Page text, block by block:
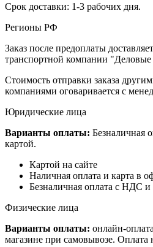
Срок доставки: 1-3 рабочих дня.
Регионы РФ
Заказ после предоплаты
транспортной компании
Стоимость отправки заказа
компаниями оговаривается с
Юридические лица
Варианты оплаты: Безналичная
картой.
Картой на сайте
Наличная оплата и карта в
Безналичная оплата с НДС и
Физические лица
Варианты оплаты: онлайн-
магазине при самовывозе. Оплата